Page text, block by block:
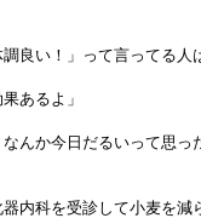
調良い！」って言ってる人
あるよ」
なんか今日だるいって思
器内科を受診して小麦を